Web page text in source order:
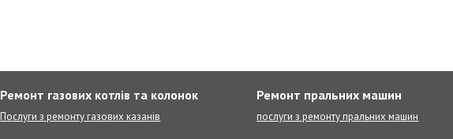
Ремонт газових котлів та колонок
Послуги з ремонту газових казанів
Ремонт пральних машин
послуги з ремонту пральних машин